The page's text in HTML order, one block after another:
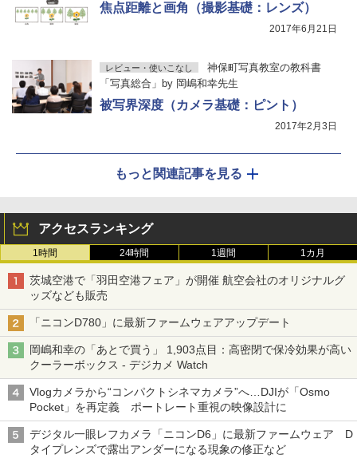
焦点距離と画角（撮影基礎：レンズ）
2017年6月21日
レビュー・使いこなし
神保町写真教室の教科書
「写真総合」by 岡嶋和幸先生
被写界深度（カメラ基礎：ピント）
2017年2月3日
もっと関連記事を見る
アクセスランキング
1時間 24時間 1週間 1カ月
茨城空港で「羽田空港フェア」が開催 航空会社のオリジナルグ
ッズなども販売
「ニコンD780」に最新ファームウェアアップデート
岡嶋和幸の「あとで買う」 1,903点目：高密閉で保冷効果が高い
クーラーボックス - デジカメ Watch
Vlogカメラから“コンパクトシネマカメラ”へ…DJIが「Osmo
Pocket」を再定義 ポートレート重視の映像設計に
デジタル一眼レフカメラ「ニコンD6」に最新ファームウェア D
タイプレンズで露出アンダーになる現象の修正など